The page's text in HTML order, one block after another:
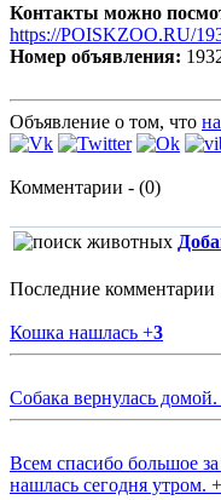
Контакты можно
https://POISKZOO.RU/
Номер объявления:
Объявление о том, что
Комментарии - (0)
Последние комментарии
Кошка нашлась +3
Собака вернулась домой.
Всем спасибо большое
нашлась сегодня утром. +